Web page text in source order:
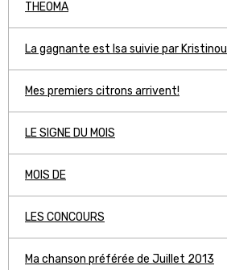
THEOMA
La gagnante est Isa suivie par Kristinou
Mes premiers citrons arrivent!
LE SIGNE DU MOIS
MOIS DE
LES CONCOURS
Ma chanson préférée de Juillet 2013